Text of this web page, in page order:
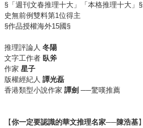
§「週刊文春推理十大」「本格推理十大」§
史無前例雙料第1位得主
§作品授權海外15國§
推理評論人 冬陽
文字工作者 臥斧
作家 星子
版權經紀人 譚光磊
香港類型小說作家 譚劍 ──驚嘆推薦
【你一定要認識的華文推理名家──陳浩基】